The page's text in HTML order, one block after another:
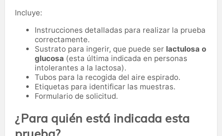
Incluye:
Instrucciones detalladas para realizar la prueba
correctamente.
Sustrato para ingerir, que puede ser lactulosa o
glucosa (esta última indicada en personas
intolerantes a la lactosa).
Tubos para la recogida del aire espirado.
Etiquetas para identificar las muestras.
Formulario de solicitud.
¿Para quién está indicada esta